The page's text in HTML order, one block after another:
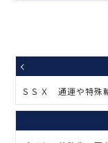
ＳＳＸ 通運や特殊